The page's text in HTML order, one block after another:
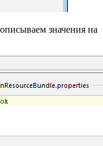
значения на